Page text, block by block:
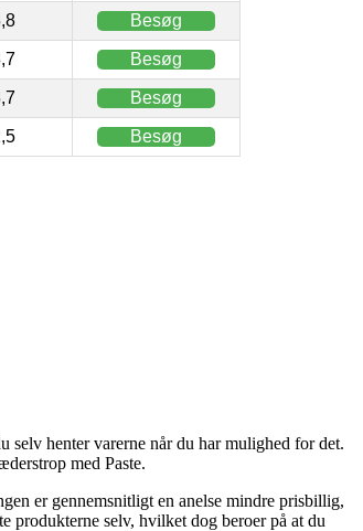
Besøg
Besøg
Besøg
Besøg
henter varerne når du har mulighed for det.
med Paste.
er gennemsnitligt en anelse mindre prisbillig,
selv, hvilket dog beroer på at du